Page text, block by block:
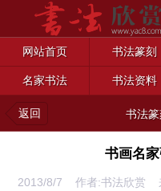
网站首页 书法篆刻
名家书法 书法资料
返回 书法
书画名
2013/8/7 作者:书法欣赏